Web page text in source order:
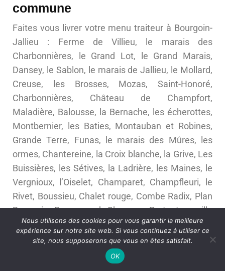
commune
Faites vous livrer votre menu traiteur à Bourgoin-
Jallieu : Ferme de Villieu, le marais des
Charbonnières, le Grand Lot, le Grand Marais,
Dansey, le Sablon, le marais de Jallieu, le Mollard,
Creuse, les Brosses, Mozas, Saint-Honoré,
Charbonnières, Château de Champfort,
Maladière, Balousse, la Bernache, les écherottes,
Montbernier, les Baties, Montauban et Robines,
Grande Terre, Funas, le marais des Mûres, les
ormes, Chantereine, la Croix blanche, la Grive, Les
Buissières, les Sétives, la Ladrière, les Maines, le
Vergnioux, l’Oiselet, Champaret, Champfleuri, le
Rivet, Boussieu, Chalet rouge, Combe Radix, Plan
Bourgoin, Beauregard, Charges.. Partout en ville
Allée Beau Pré, Allée des Soyeux, Avenue de Bourg-
en-Bresse, Avenue du Maréchal Leclerc, Allée
Beaupré, Allée du Beau Verger, Avenue de Champ
Fleuri, Avenue du Médipôle, Allée Claude Bernard,
Nous utilisons des cookies pour vous garantir la meilleure
expérience sur notre site web. Si vous continuez à utiliser ce
site, nous supposerons que vous en êtes satisfait.
OK